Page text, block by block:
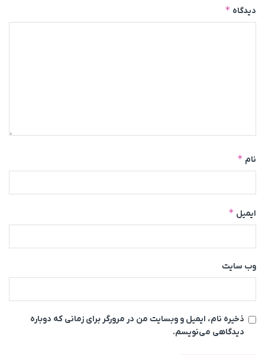
دیدگاه *
نام *
ایمیل *
وب‌ سایت
ذخیره نام، ایمیل و وبسایت من در مرورگر برای زمانی که دوباره
دیدگاهی می‌نویسم.